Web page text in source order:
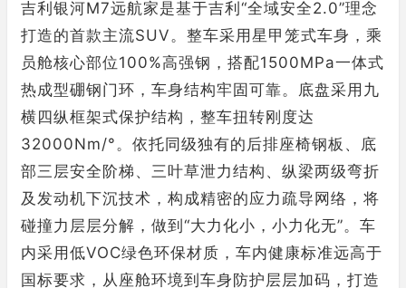
吉利银河M7远航家是基于吉利“全域安全2.0”理念
打造的首款主流SUV。整车采用星甲笼式车身，乘
员舱核心部位100%高强钢，搭配1500MPa一体式
热成型硼钢门环，车身结构牢固可靠。底盘采用九
横四纵框架式保护结构，整车扭转刚度达
32000Nm/°。依托同级独有的后排座椅钢板、底
部三层安全阶梯、三叶草泄力结构、纵梁两级弯折
及发动机下沉技术，构成精密的应力疏导网络，将
碰撞力层层分解，做到“大力化小，小力化无”。车
内采用低VOC绿色环保材质，车内健康标准远高于
国标要求，从座舱环境到车身防护层层加码，打造